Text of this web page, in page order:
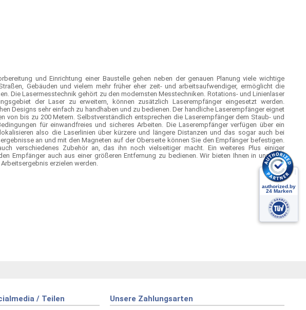
und Einrichtung einer Baustelle gehen neben der genauen Planung viele wichtige
Gebäuden und vielem mehr früher eher zeit- und arbeitsaufwendiger, ermöglicht die
Die Lasermesstechnik gehört zu den modernsten Messtechniken. Rotations- und Linienlaser
der Laser zu erweitern, können zusätzlich Laserempfänger eingesetzt werden.
Designs sehr einfach zu handhaben und zu bedienen. Der handliche Laserempfänger eignet
von bis zu 200 Metern. Selbstverständlich entsprechen die Laserempfänger dem Staub- und
für einwandfreies und sicheres Arbeiten. Die Laserempfänger verfügen über ein
also die Laserlinien über kürzere und längere Distanzen und das sogar auch bei
an und mit den Magneten auf der Oberseite können Sie den Empfänger befestigen.
verschiedenes Zubehör an, das ihn noch vielseitiger macht. Ein weiteres Plus einiger
Empfänger auch aus einer größeren Entfernung zu bedienen. Wir bieten Ihnen in unserem
erzielen werden.
/ Teilen Unsere Zahlungsarten